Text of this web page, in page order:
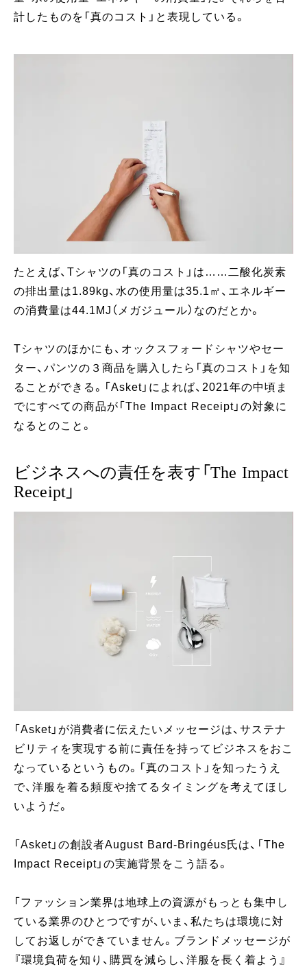
計したものを「真のコスト」と表現している。
たとえば、Tシャツの「真のコスト」は……二酸化炭素
の排出量は1.89kg、水の使用量は35.1㎥、エネルギー
の消費量は44.1MJ（メガジュール）なのだとか。
Tシャツのほかにも、オックスフォードシャツやセー
ター、パンツの３商品を購入したら「真のコスト」を知
ることができる。「Asket」によれば、2021年の中頃ま
でにすべての商品が「The Impact Receipt」の対象に
なるとのこと。
ビジネスへの責任を表す「The Impact
Receipt」
「Asket」が消費者に伝えたいメッセージは、サステナ
ビリティを実現する前に責任を持ってビジネスをおこ
なっているというもの。「真のコスト」を知ったうえ
で、洋服を着る頻度や捨てるタイミングを考えてほし
いようだ。
「Asket」の創設者August Bard-Bringéus氏は、「The
Impact Receipt」の実施背景をこう語る。
「ファッション業界は地球上の資源がもっとも集中し
ている業界のひとつですが、いま、私たちは環境に対
してお返しができていません。ブランドメッセージが
『環境負荷を知り、購買を減らし、洋服を長く着よう』